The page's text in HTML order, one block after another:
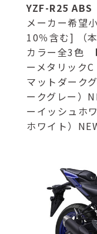
YZF-R25
メーカー希望
10％含む] （
カラー全3色
ーメタリック
マットダーク
ークグレー）
ーイッシュホ
ホワイト）